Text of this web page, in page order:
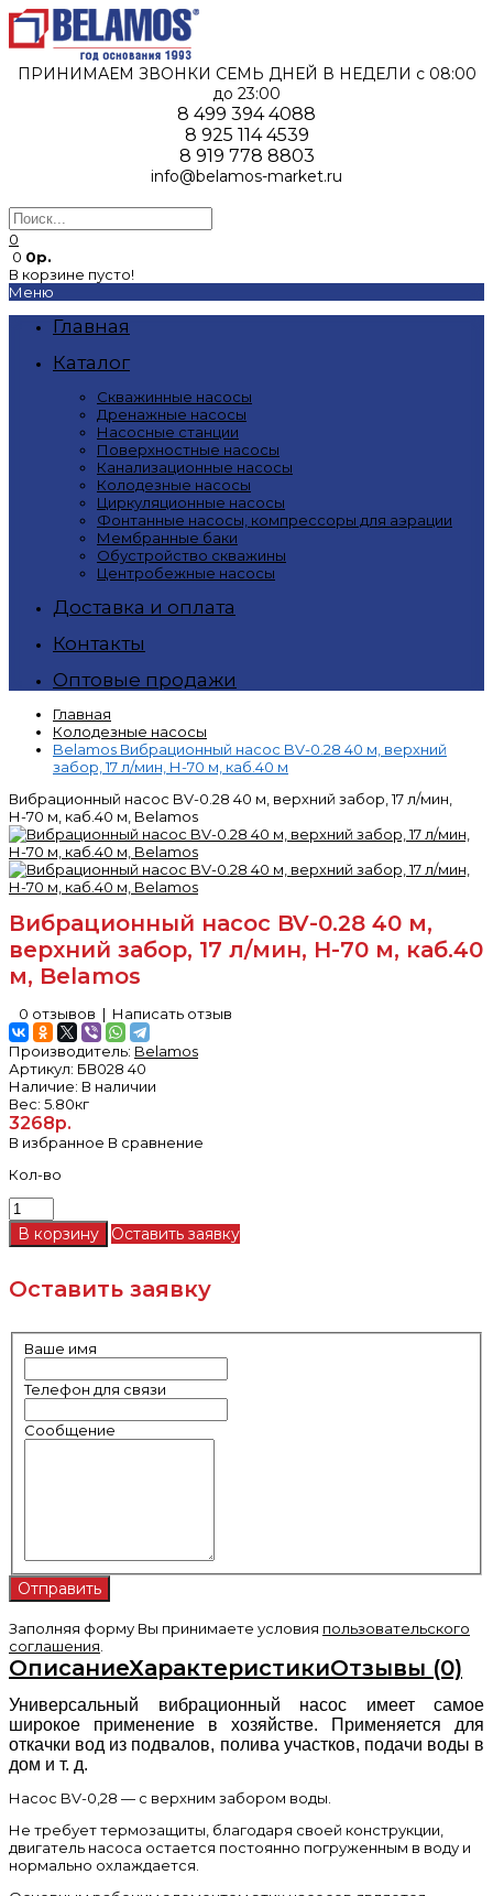
ПРИНИМАЕМ ЗВОНКИ СЕМЬ ДНЕЙ В НЕДЕЛИ c 08:00
до 23:00
8 499 394 4088
8 925 114 4539
8 919 778 8803
info@belamos-market.ru
0
0 0р.
В корзине пусто!
Меню
Главная
Каталог
Скважинные насосы
Дренажные насосы
Насосные станции
Поверхностные насосы
Канализационные насосы
Колодезные насосы
Циркуляционные насосы
Фонтанные насосы, компрессоры для аэрации
Мембранные баки
Обустройство скважины
Центробежные насосы
Доставка и оплата
Контакты
Оптовые продажи
Главная
Колодезные насосы
Belamos Вибрационный насос BV-0.28 40 м, верхний
забор, 17 л/мин, Н-70 м, каб.40 м
Вибрационный насос BV-0.28 40 м, верхний забор, 17 л/мин,
Н-70 м, каб.40 м, Belamos
Вибрационный насос BV-0.28 40 м,
верхний забор, 17 л/мин, Н-70 м, каб.40
м, Belamos
0 отзывов | Написать отзыв
Производитель: Belamos
Артикул: БВ028 40
Наличие: В наличии
Вес: 5.80кг
3268р.
В избранное В сравнение
Кол-во
Оставить заявку
Оставить заявку
Ваше имя
Телефон для связи
Сообщение
Заполняя форму Вы принимаете условия пользовательского
соглашения
ОписаниеХарактеристикиОтзывы (0)
Универсальный вибрационный насос имеет самое
широкое применение в хозяйстве. Применяется для
откачки вод из подвалов, полива участков, подачи воды в
дом и т. д.
Насос BV-0,28 — с верхним забором воды.
Не требует термозащиты, благодаря своей конструкции,
двигатель насоса остается постоянно погруженным в воду и
нормально охлаждается.